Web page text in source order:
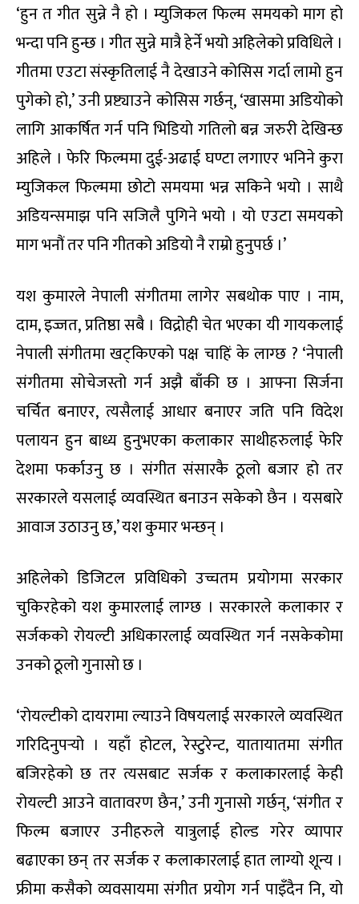
‘हुन त गीत सुन्ने नै हो । म्युजिकल फिल्म समयको माग हो
भन्दा पनि हुन्छ । गीत सुन्ने मात्रै हेर्ने भयो अहिलेको प्रविधिले ।
गीतमा एउटा संस्कृतिलाई नै देखाउने कोसिस गर्दा लामो हुन
पुगेको हो,’ उनी प्रष्ट्याउने कोसिस गर्छन्, ‘खासमा अडियोको
लागि आकर्षित गर्न पनि भिडियो गतिलो बन्न जरुरी देखिन्छ
अहिले । फेरि फिल्ममा दुई-अढाई घण्टा लगाएर भनिने कुरा
म्युजिकल फिल्ममा छोटो समयमा भन्न सकिने भयो । साथै
अडियन्समाझ पनि सजिलै पुगिने भयो । यो एउटा समयको
माग भनौं तर पनि गीतको अडियो नै राम्रो हुनुपर्छ ।’
यश कुमारले नेपाली संगीतमा लागेर सबथोक पाए । नाम,
दाम, इज्जत, प्रतिष्ठा सबै । विद्रोही चेत भएका यी गायकलाई
नेपाली संगीतमा खट्किएको पक्ष चाहिं के लाग्छ ? ‘नेपाली
संगीतमा सोचेजस्तो गर्न अझै बाँकी छ । आफ्ना सिर्जना
चर्चित बनाएर, त्यसैलाई आधार बनाएर जति पनि विदेश
पलायन हुन बाध्य हुनुभएका कलाकार साथीहरुलाई फेरि
देशमा फर्काउनु छ । संगीत संसारकै ठूलो बजार हो तर
सरकारले यसलाई व्यवस्थित बनाउन सकेको छैन । यसबारे
आवाज उठाउनु छ,’ यश कुमार भन्छन् ।
अहिलेको डिजिटल प्रविधिको उच्चतम प्रयोगमा सरकार
चुकिरहेको यश कुमारलाई लाग्छ । सरकारले कलाकार र
सर्जकको रोयल्टी अधिकारलाई व्यवस्थित गर्न नसकेकोमा
उनको ठूलो गुनासो छ ।
‘रोयल्टीको दायरामा ल्याउने विषयलाई सरकारले व्यवस्थित
गरिदिनुपर्‍यो । यहाँ होटल, रेस्टुरेन्ट, यातायातमा संगीत
बजिरहेको छ तर त्यसबाट सर्जक र कलाकारलाई केही
रोयल्टी आउने वातावरण छैन,’ उनी गुनासो गर्छन्, ‘संगीत र
फिल्म बजाएर उनीहरुले यात्रुलाई होल्ड गरेर व्यापार
बढाएका छन् तर सर्जक र कलाकारलाई हात लाग्यो शून्य ।
फ्रीमा कसैको व्यवसायमा संगीत प्रयोग गर्न पाइँदैन नि, यो